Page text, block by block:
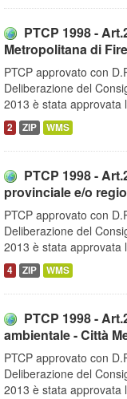
PTCP 1998 -
Metropolitana di
PTCP approvato con
Deliberazione del
2013 è stata approvata
2 ZIP WMS
PTCP 1998 -
provinciale e/o
PTCP approvato con
Deliberazione del
2013 è stata approvata
4 ZIP WMS
PTCP 1998 -
ambientale - Città
PTCP approvato con
Deliberazione del
2013 è stata approvata